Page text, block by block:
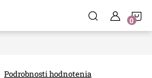
Podrobnosti hodnotenia